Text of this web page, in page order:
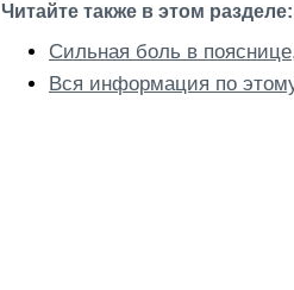
Читайте также в этом разделе:
Сильная боль в
Вся информация по